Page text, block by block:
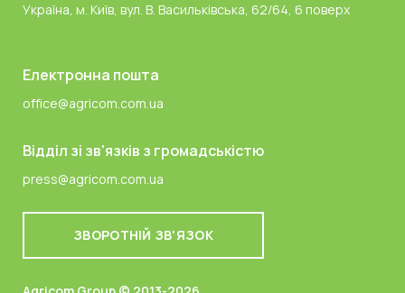
Україна, м. Київ, вул. В. Васильківська, 62/64, 6 поверх
Електронна пошта
office@agricom.com.ua
Відділ зі зв'язків з громадськістю
press@agricom.com.ua
ЗВОРОТНІЙ ЗВ'ЯЗОК